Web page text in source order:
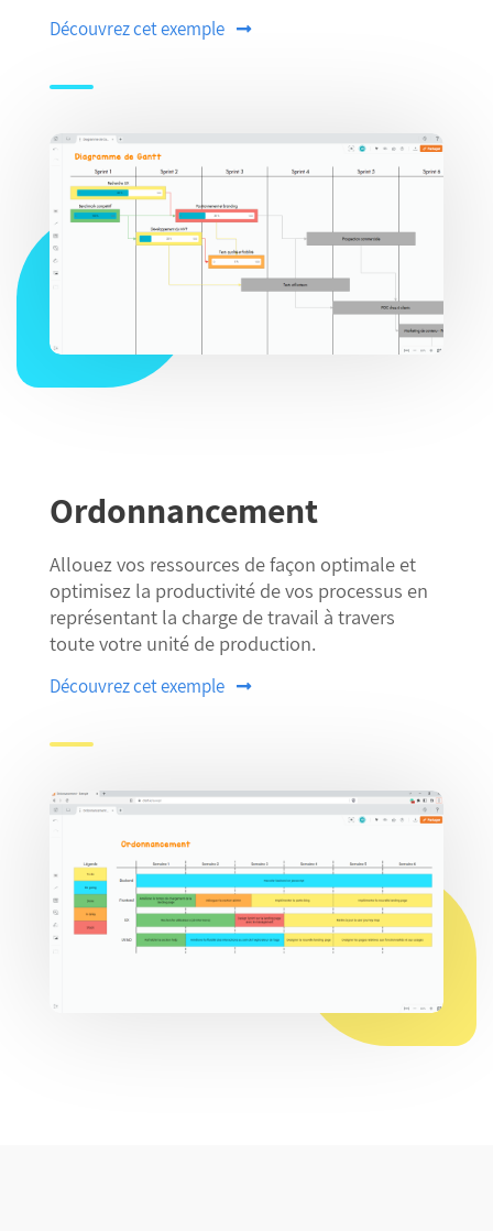
Découvrez cet exemple
Ordonnancement
Allouez vos ressources de façon optimale et
optimisez la productivité de vos processus en
représentant la charge de travail à travers
toute votre unité de production.
Découvrez cet exemple